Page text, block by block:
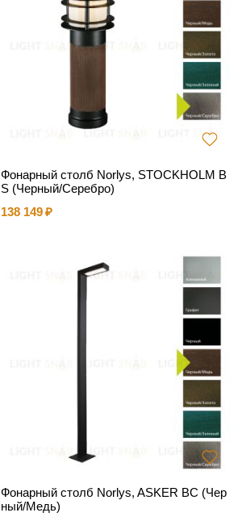
Фонарный столб Norlys, STOCKHOLM B
S (Черный/Серебро)
138 149
Фонарный столб Norlys, ASKER BC (Чер
ный/Медь)